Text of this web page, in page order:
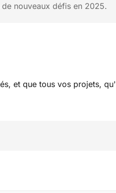
nouveaux défis en 2025.
et que tous vos projets,